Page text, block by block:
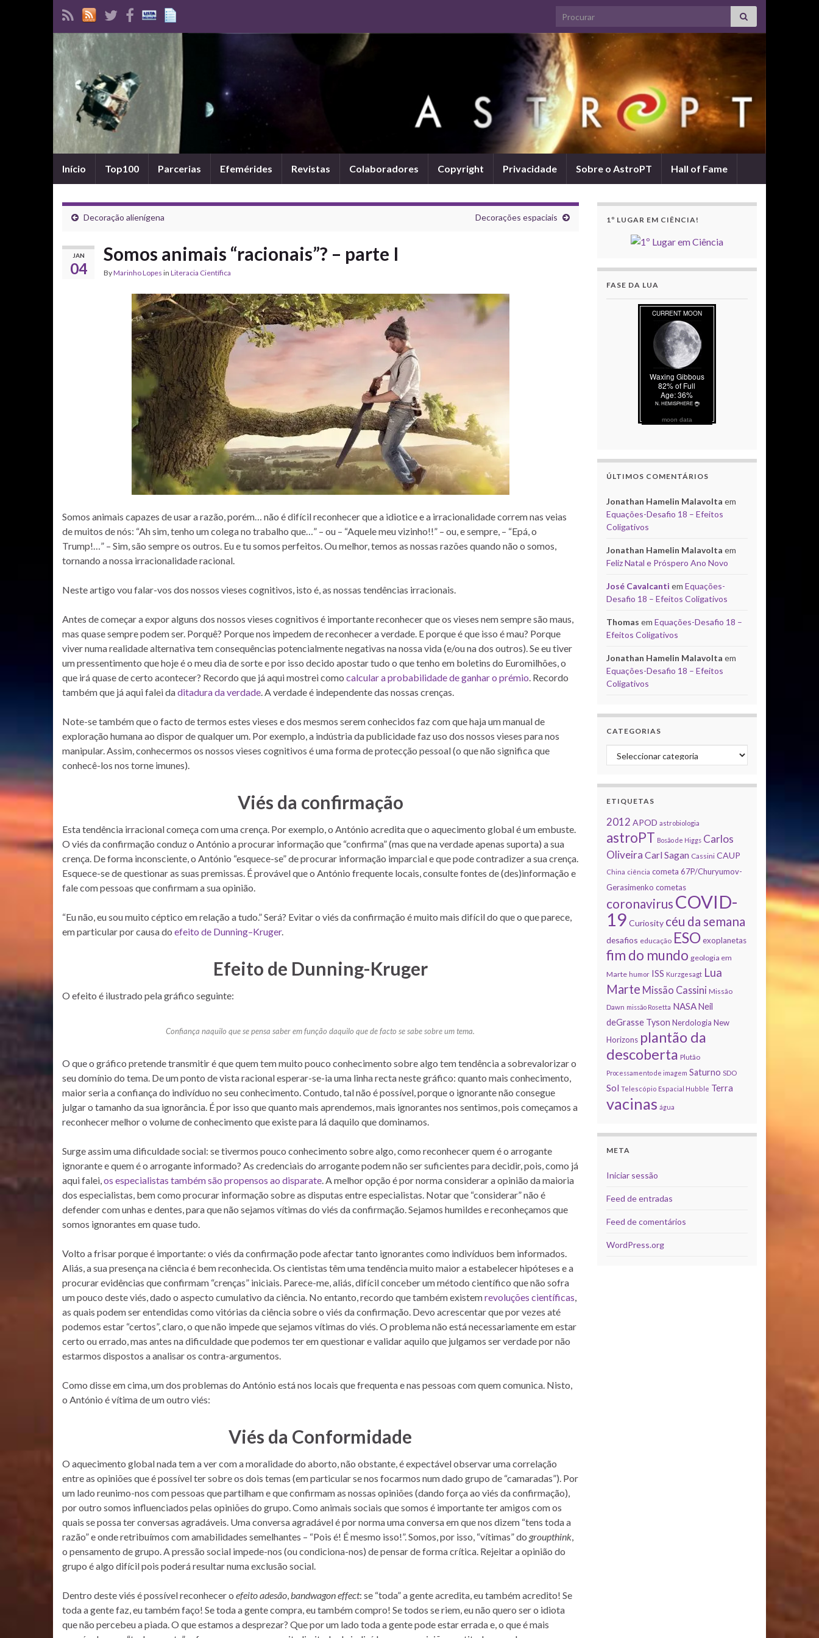
Search for:
Início Top100 Parcerias Efemérides Revistas Colaboradores Copyright Privacidade Sobre o AstroPT Hall of Fame
Decoração alienígena Decorações espaciais
JAN
04
Somos animais “racionais”? – parte I
ByMarinho Lopes in Literacia Científica
Somos animais capazes de usar a razão, porém… não é difícil reconhecer que a idiotice e a irracionalidade correm nas veias
de muitos de nós: “Ah sim, tenho um colega no trabalho que…” – ou – “Aquele meu vizinho!!” – ou, e sempre, – “Epá, o
Trump!…” – Sim, são sempre os outros. Eu e tu somos perfeitos. Ou melhor, temos as nossas razões quando não o somos,
tornando a nossa irracionalidade racional.
Neste artigo vou falar-vos dos nossos vieses cognitivos, isto é, as nossas tendências irracionais.
Antes de começar a expor alguns dos nossos vieses cognitivos é importante reconhecer que os vieses nem sempre são maus,
mas quase sempre podem ser. Porquê? Porque nos impedem de reconhecer a verdade. E porque é que isso é mau? Porque
viver numa realidade alternativa tem consequências potencialmente negativas na nossa vida (e/ou na dos outros). Se eu tiver
um pressentimento que hoje é o meu dia de sorte e por isso decido apostar tudo o que tenho em boletins do Euromilhões, o
que irá quase de certo acontecer? Recordo que já aqui mostrei como calcular a probabilidade de ganhar o prémio. Recordo
também que já aqui falei daditadura da verdade. A verdade é independente das nossas crenças.
Note-se também que o facto de termos estes vieses e dos mesmos serem conhecidos faz com que haja um manual de
exploração humana ao dispor de qualquer um. Por exemplo, a indústria da publicidade faz uso dos nossos vieses para nos
manipular. Assim, conhecermos os nossos vieses cognitivos é uma forma de protecção pessoal (o que não significa que
conhecê-los nos torne imunes).
Viés da confirmação
Esta tendência irracional começa com uma crença. Por exemplo, o António acredita que o aquecimento global é um embuste.
O viés da confirmação conduz o António a procurar informação que “confirma” (mas que na verdade apenas suporta) a sua
crença. De forma inconsciente, o António “esquece-se” de procurar informação imparcial e que pode contradizer a sua crença.
Esquece-se de questionar as suas premissas. É provável que o António frequente locais, consulte fontes de (des)informação e
fale com pessoas que confirmam a sua opinião.
“Eu não, eu sou muito céptico em relação a tudo.” Será? Evitar o viés da confirmação é muito mais difícil do que o que parece,
em particular por causa do efeito de Dunning–Kruger.
Efeito de Dunning-Kruger
O efeito é ilustrado pela gráfico seguinte:
Confiança naquilo que se pensa saber em função daquilo que de facto se sabe sobre um tema.
O que o gráfico pretende transmitir é que quem tem muito pouco conhecimento sobre algo tem tendência a sobrevalorizar o
seu domínio do tema. De um ponto de vista racional esperar-se-ia uma linha recta neste gráfico: quanto mais conhecimento,
maior seria a confiança do indivíduo no seu conhecimento. Contudo, tal não é possível, porque o ignorante não consegue
julgar o tamanho da sua ignorância. É por isso que quanto mais aprendemos, mais ignorantes nos sentimos, pois começamos a
reconhecer melhor o volume de conhecimento que existe para lá daquilo que dominamos.
Surge assim uma dificuldade social: se tivermos pouco conhecimento sobre algo, como reconhecer quem é o arrogante
ignorante e quem é o arrogante informado? As credenciais do arrogante podem não ser suficientes para decidir, pois, como já
aqui falei,os especialistas também são propensos ao disparate. A melhor opção é por norma considerar a opinião da maioria
dos especialistas, bem como procurar informação sobre as disputas entre especialistas. Notar que “considerar” não é
defender com unhas e dentes, para que não sejamos vítimas do viés da confirmação. Sejamos humildes e reconheçamos que
somos ignorantes em quase tudo.
Volto a frisar porque é importante: o viés da confirmação pode afectar tanto ignorantes como indivíduos bem informados.
Aliás, a sua presença na ciência é bem reconhecida. Os cientistas têm uma tendência muito maior a estabelecer hipóteses e a
procurar evidências que confirmam “crenças” iniciais. Parece-me, aliás, difícil conceber um método científico que não sofra
um pouco deste viés, dado o aspecto cumulativo da ciência. No entanto, recordo que também existemrevoluções científicas,
as quais podem ser entendidas como vitórias da ciência sobre o viés da confirmação. Devo acrescentar que por vezes até
podemos estar “certos”, claro, o que não impede que sejamos vítimas do viés. O problema não está necessariamente em estar
certo ou errado, mas antes na dificuldade que podemos ter em questionar e validar aquilo que julgamos ser verdade por não
estarmos dispostos a analisar os contra-argumentos.
Como disse em cima, um dos problemas do António está nos locais que frequenta e nas pessoas com quem comunica. Nisto,
o António é vítima de um outro viés:
Viés da Conformidade
O aquecimento global nada tem a ver com a moralidade do aborto, não obstante, é expectável observar uma correlação
entre as opiniões que é possível ter sobre os dois temas (em particular se nos focarmos num dado grupo de “camaradas”). Por
um lado reunimo-nos com pessoas que partilham e que confirmam as nossas opiniões (dando força ao viés da confirmação),
por outro somos influenciados pelas opiniões do grupo. Como animais sociais que somos é importante ter amigos com os
quais se possa ter conversas agradáveis. Uma conversa agradável é por norma uma conversa em que nos dizem “tens toda a
razão” e onde retribuímos com amabilidades semelhantes – “Pois é! É mesmo isso!”. Somos, por isso, “vítimas” do groupthink,
o pensamento de grupo. A pressão social impede-nos (ou condiciona-nos) de pensar de forma crítica. Rejeitar a opinião do
grupo é algo difícil pois poderá resultar numa exclusão social.
Dentro deste viés é possível reconhecer o efeito adesão,bandwagon effect: se “toda” a gente acredita, eu também acredito! Se
toda a gente faz, eu também faço! Se toda a gente compra, eu também compro! Se todos se riem, eu não quero ser o idiota
que não percebeu a piada. O que estamos a desprezar? Que por um lado toda a gente pode estar errada e, o que é mais
1º LUGAR EM CIÊNCIA!
FASE DA LUA
moon data
ÚLTIMOS COMENTÁRIOS
Jonathan Hamelin Malavolta em
Equações-Desafio 18 – Efeitos
Coligativos
Jonathan Hamelin Malavolta em
Feliz Natal e Próspero Ano Novo
José Cavalcanti em Equações-
Desafio 18 – Efeitos Coligativos
Thomas em Equações-Desafio 18 –
Efeitos Coligativos
Jonathan Hamelin Malavolta em
Equações-Desafio 18 – Efeitos
Coligativos
CATEGORIAS
Categorias
ETIQUETAS
2012 APOD astrobiologia
astroPT Bosão de Higgs Carlos
Oliveira Carl Sagan Cassini CAUP
China ciência cometa 67P/Churyumov-
Gerasimenko cometas
coronavirus COVID-
19 Curiosity céu da semana
desafios educação ESO exoplanetas
fim do mundo geologia em
Marte humor ISS Kurzgesagt Lua
Marte Missão Cassini Missão
Dawn missão Rosetta NASA Neil
deGrasse Tyson Nerdologia New
Horizons plantão da
descoberta Plutão
Processamento de imagem Saturno SDO
Sol Telescópio Espacial Hubble Terra
vacinas água
META
Iniciar sessão
Feed de entradas
Feed de comentários
WordPress.org